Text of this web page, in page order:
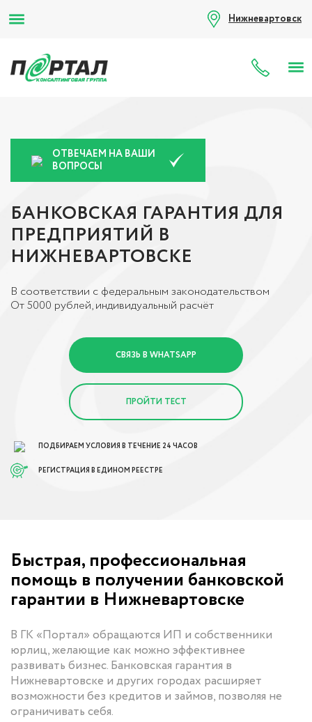
Нижневартовск
8
ОТВЕЧАЕМ НА ВАШИ
ВОПРОСЫ
БАНКОВСКАЯ ГАРАНТИЯ ДЛЯ
ПРЕДПРИЯТИЙ В
НИЖНЕВАРТОВСКЕ
В соответствии с федеральным законодательством
От 5000 рублей, индивидуальный расчёт
СВЯЗЬ В WHATSAPP
ПРОЙТИ ТЕСТ
ПОДБИРАЕМ УСЛОВИЯ В ТЕЧЕНИЕ 24 ЧАСОВ
РЕГИСТРАЦИЯ В ЕДИНОМ РЕЕСТРЕ
Быстрая, профессиональная
помощь в получении банковской
гарантии в Нижневартовске
В ГК «Портал» обращаются ИП и собственники
юрлиц, желающие как можно эффективнее
развивать бизнес. Банковская гарантия в
Нижневартовске и других городах расширяет
возможности без кредитов и займов, позволяя не
ограничивать себя.